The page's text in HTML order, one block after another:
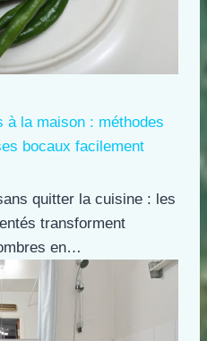
à la maison : méthodes
bocaux facilement
quitter la cuisine : les
transforment
en…